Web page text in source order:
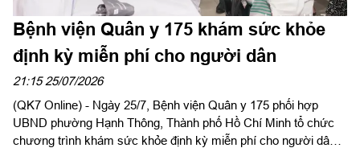
Bệnh viện Quân y 175 khám sức khỏe
định kỳ miễn phí cho người dân
21:15 25/07/2026
(QK7 Online) - Ngày 25/7, Bệnh viện Quân y 175 phối hợp
UBND phường Hạnh Thông, Thành phố Hồ Chí Minh tổ chức
chương trình khám sức khỏe định kỳ miễn phí cho người dân,